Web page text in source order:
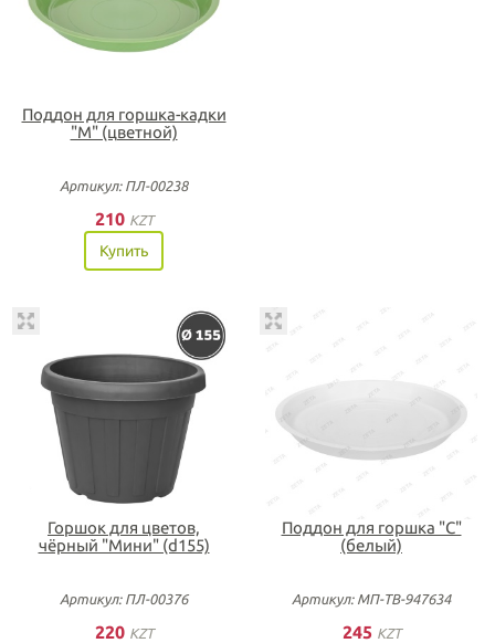
Поддон для горшка-кадки
"М" (цветной)
Артикул: ПЛ-00238
210 KZT
Купить
Горшок для цветов,
чёрный "Мини" (d155)
Артикул: ПЛ-00376
220 KZT
Поддон для горшка "С"
(белый)
Артикул: МП-ТВ-947634
245 KZT